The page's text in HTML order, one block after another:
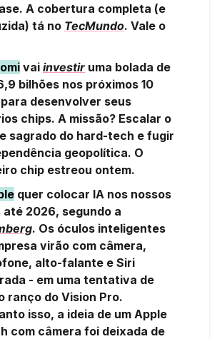
A cobertura completa (e
tá no TecMundo. Vale o
vai investir uma bolada de
bilhões nos próximos 10
desenvolver seus
chips. A missão? Escalar o
sagrado do hard-tech e fugir
geopolítica. O
chip estreou ontem.
quer colocar IA nos nossos
até 2026, segundo a
. Os óculos inteligentes
virão com câmera,
alto-falante e Siri
- em uma tentativa de
ranço do Vision Pro.
isso, a ideia de um Apple
com câmera foi deixada de